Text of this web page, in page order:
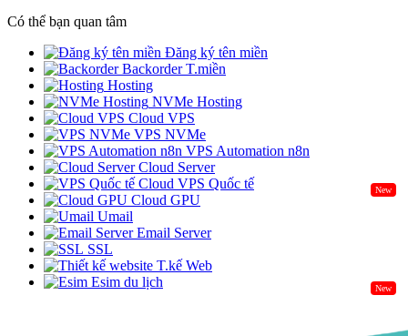
Có thể bạn quan tâm
Đăng ký tên miền
Backorder T.miền
Hosting
NVMe Hosting
Cloud VPS
VPS NVMe
VPS Automation n8n
Cloud Server
Cloud VPS Quốc tế
New
Cloud GPU
Umail
Email Server
SSL
T.kế Web
Esim du lịch
New